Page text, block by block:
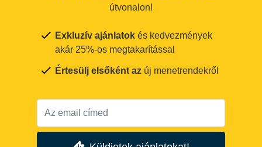
útvonalon!
Exkluzív ajánlatok és kedvezmények
akár 25%-os megtakarítással
Értesülj elsőként az új menetrendekről